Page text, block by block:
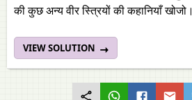
की कुछ अन्य वीर स्त्रियों की कहानियाँ खोजो।
VIEW SOLUTION